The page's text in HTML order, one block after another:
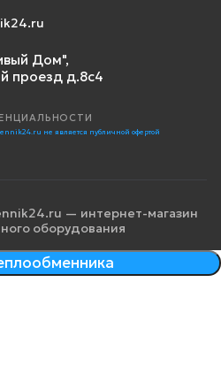
Дом",
проезд д.8с4
не является публичной офертой
— интернет-магазин
оборудования